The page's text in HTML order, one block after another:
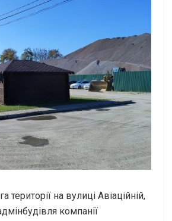
території на вулиці Авіаційній,
компанії